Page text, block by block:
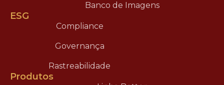
Banco de Imagens
ESG
Compliance
Governança
Rastreabilidade
Produtos